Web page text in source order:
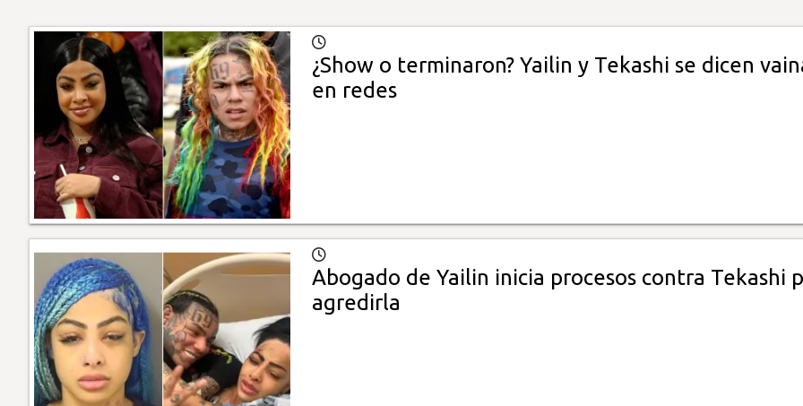
¿Show o terminaron? Yailin y Tekashi se dicen
en redes
Abogado de Yailin inicia procesos contra Tekashi
agredirla